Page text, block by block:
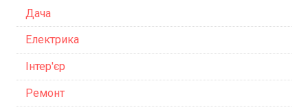
Дача
Електрика
Інтер'єр
Ремонт